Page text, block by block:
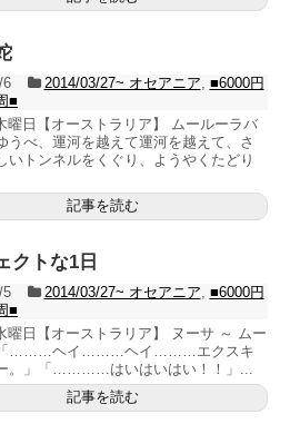
6 2014/03/27~ オセアニア, ■6000円
■
曜日【オーストラリア】 ムールーラバ
うべ、運河を越えて運河を越えて、さ
いトンネルをくぐり、ようやくたどり
記事を読む
クトな1日
5 2014/03/27~ オセアニア, ■6000円
■
曜日【オーストラリア】 ヌーサ ～ ムー
「………ヘイ………ヘイ………エクスキ
。」「…………はいはいはい！！」...
記事を読む